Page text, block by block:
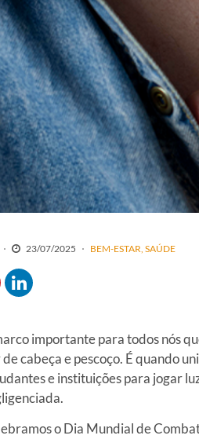
23/07/2025 BEM-ESTAR SAÚDE
importante para todos nós
cabeça e pescoço. É quando
e instituições para jogar
o Dia Mundial de